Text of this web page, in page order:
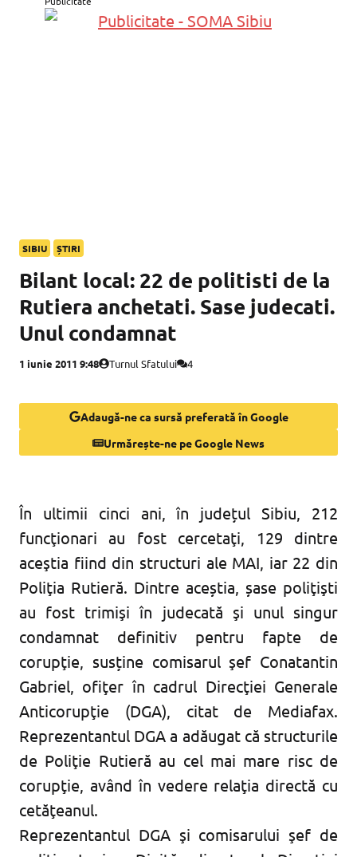
SIBIU ȘTIRI
Bilant local: 22 de politisti de la
Rutiera anchetati. Sase judecati.
Unul condamnat
1 iunie 2011 9:48 Turnul Sfatului 4
Adaugă-ne ca sursă preferată în Google
Urmărește-ne pe Google News
În ultimii cinci ani, în județul Sibiu, 212
funcţionari au fost cercetaţi, 129 dintre
aceştia fiind din structuri ale MAI, iar 22 din
Poliţia Rutieră. Dintre aceștia, șase poliţişti
au fost trimişi în judecată şi unul singur
condamnat definitiv pentru fapte de
corupţie, susține comisarul şef Conatantin
Gabriel, ofiţer în cadrul Direcţiei Generale
Anticorupţie (DGA), citat de Mediafax.
Reprezentantul DGA a adăugat că structurile
de Poliţie Rutieră au cel mai mare risc de
corupţie, având în vedere relaţia directă cu
cetăţeanul.
Reprezentantul DGA şi comisarului şef de